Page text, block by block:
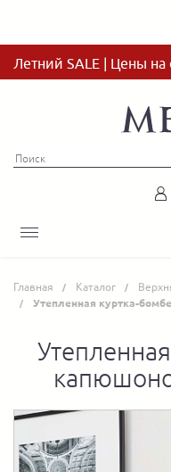
Летний SALE | Цены на
Главная Каталог
Утепленная куртка-